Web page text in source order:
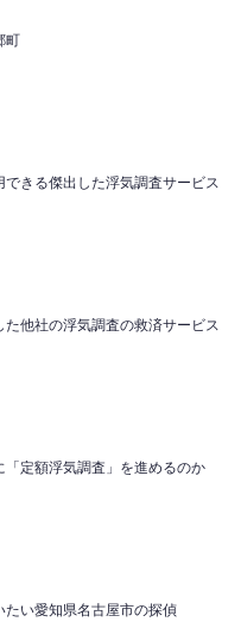
町
きる傑出した浮気調査サービス
他社の浮気調査の救済サービス
「定額浮気調査」を進めるのか
たい愛知県名古屋市の探偵